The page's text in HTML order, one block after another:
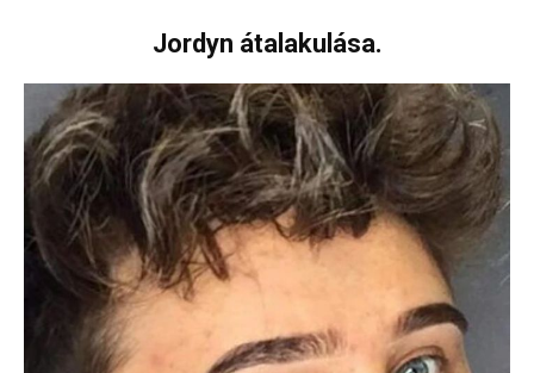
Jordyn átalakulása.